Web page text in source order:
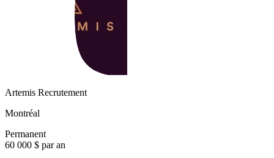
Artemis Recrutement
Montréal
Permanent
60 000 $ par an